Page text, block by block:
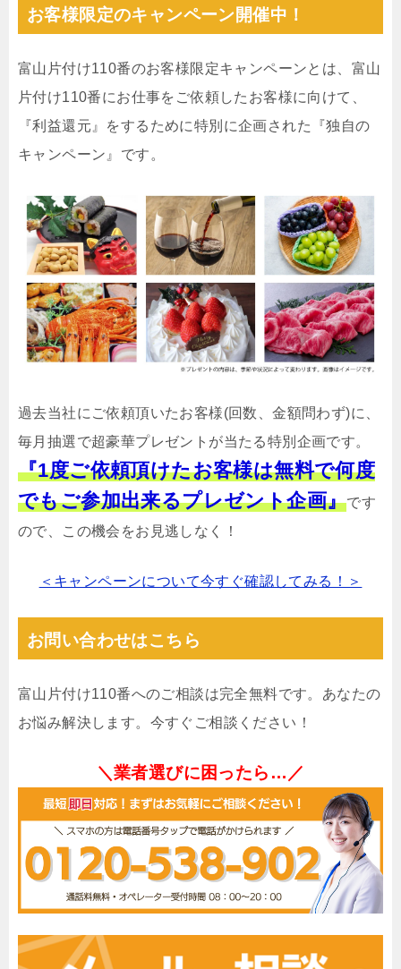
お客様限定のキャンペーン開催中！
富山片付け110番のお客様限定キャンペーンとは、富山
片付け110番にお仕事をご依頼したお客様に向けて、
『利益還元』をするために特別に企画された『独自の
キャンペーン』です。
過去当社にご依頼頂いたお客様(回数、金額問わず)に、
毎月抽選で超豪華プレゼントが当たる特別企画です。
『1度ご依頼頂けたお客様は無料で何度
でもご参加出来るプレゼント企画』です
ので、この機会をお見逃しなく！
＜キャンペーンについて今すぐ確認してみる！＞
お問い合わせはこちら
富山片付け110番へのご相談は完全無料です。あなたの
お悩み解決します。今すぐご相談ください！
＼業者選びに困ったら…／